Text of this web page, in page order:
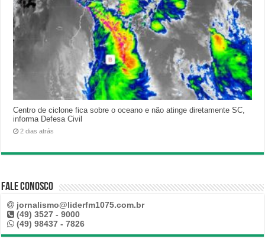
Centro de ciclone fica sobre o oceano e não atinge diretamente SC,
informa Defesa Civil
2 dias atrás
Fale Conosco
jornalismo@liderfm1075.com.br
(49) 3527 - 9000
(49) 98437 - 7826